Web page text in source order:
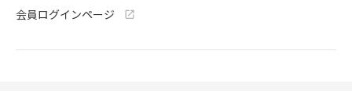
会員ログインページ